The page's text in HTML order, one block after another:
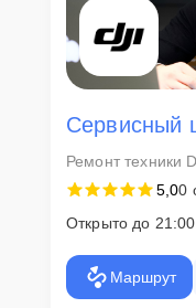
Сервисный
Ремонт техники
5,00
Открыто до 21:00
Маршрут